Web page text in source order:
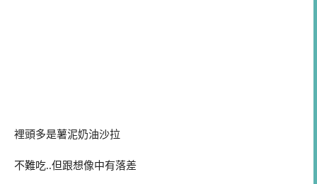
裡頭多是薯泥奶油沙拉
不難吃..但跟想像中有落差